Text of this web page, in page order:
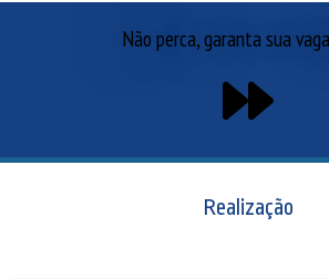
Não perca, garanta sua
Realização